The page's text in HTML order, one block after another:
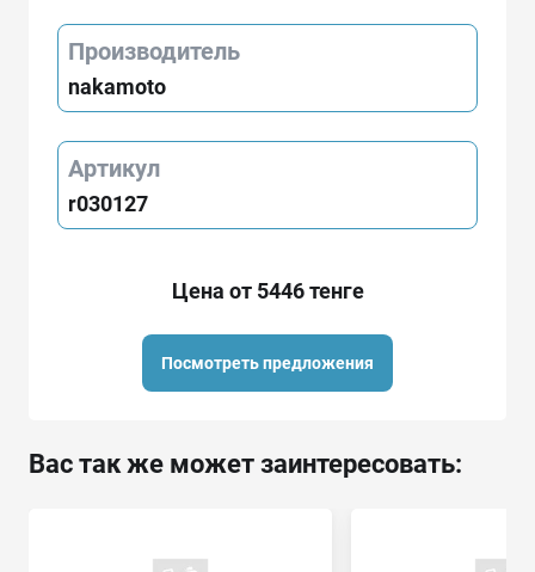
Производитель
nakamoto
Артикул
r030127
Цена от 5446 тенге
Посмотреть предложения
Вас так же может заинтересовать: